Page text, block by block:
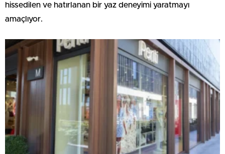
hissedilen ve hatırlanan bir yaz deneyimi yaratmayı
amaçlıyor.